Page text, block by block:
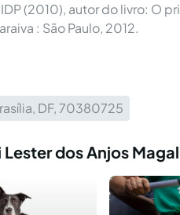
(2010), autor do livro: O
: São Paulo, 2012.
DF, 70380725
dos Anjos